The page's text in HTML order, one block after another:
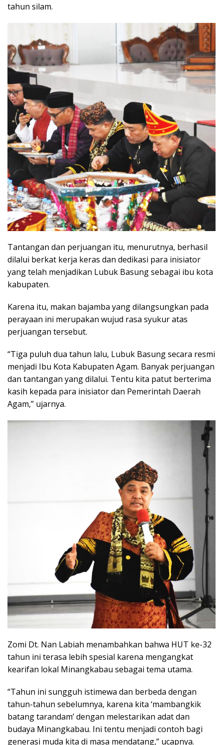
tahun silam.
Tantangan dan perjuangan itu, menurutnya, berhasil
dilalui berkat kerja keras dan dedikasi para inisiator
yang telah menjadikan Lubuk Basung sebagai ibu kota
kabupaten.
Karena itu, makan bajamba yang dilangsungkan pada
perayaan ini merupakan wujud rasa syukur atas
perjuangan tersebut.
“Tiga puluh dua tahun lalu, Lubuk Basung secara resmi
menjadi Ibu Kota Kabupaten Agam. Banyak perjuangan
dan tantangan yang dilalui. Tentu kita patut berterima
kasih kepada para inisiator dan Pemerintah Daerah
Agam,” ujarnya.
Zomi Dt. Nan Labiah menambahkan bahwa HUT ke-32
tahun ini terasa lebih spesial karena mengangkat
kearifan lokal Minangkabau sebagai tema utama.
“Tahun ini sungguh istimewa dan berbeda dengan
tahun-tahun sebelumnya, karena kita ‘mambangkik
batang tarandam’ dengan melestarikan adat dan
budaya Minangkabau. Ini tentu menjadi contoh bagi
generasi muda kita di masa mendatang,” ucapnya.